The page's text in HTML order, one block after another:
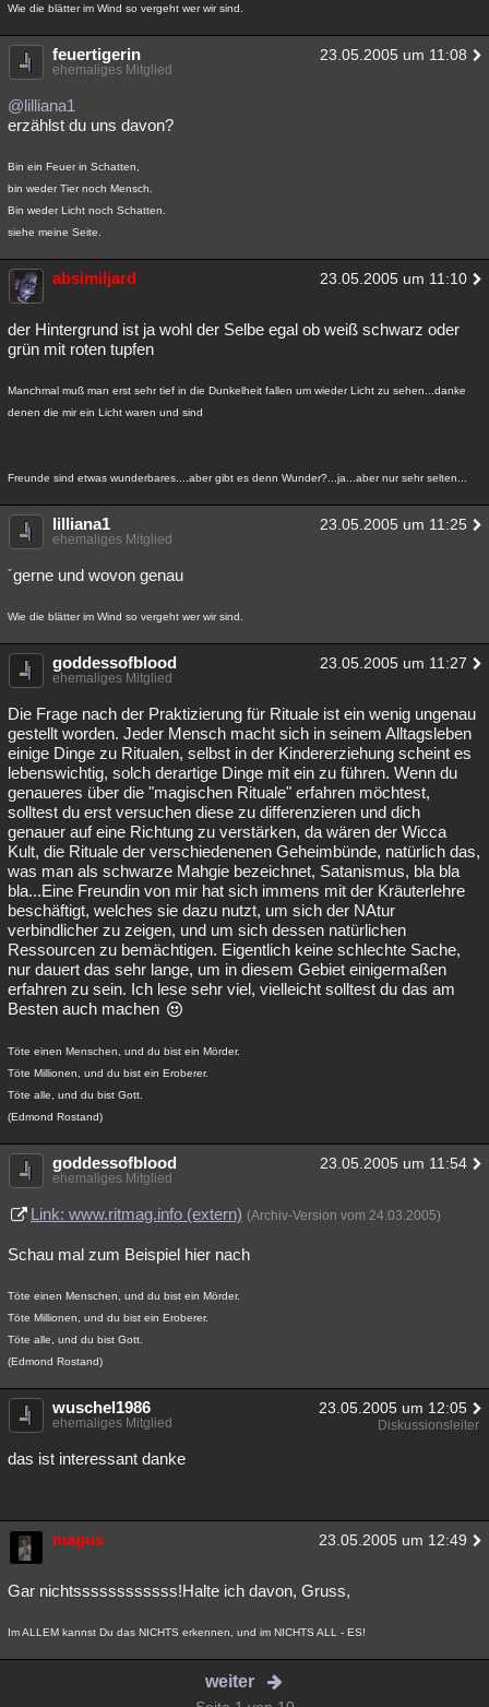
Wie die blätter im Wind so vergeht wer wir sind.
feuertigerin 23.05.2005 um 11:08
ehemaliges Mitglied
@lilliana1
erzählst du uns davon?
Bin ein Feuer in Schatten,
bin weder Tier noch Mensch.
Bin weder Licht noch Schatten.
siehe meine Seite.
absimiljard 23.05.2005 um 11:10
der Hintergrund ist ja wohl der Selbe egal ob weiß schwarz oder
grün mit roten tupfen
Manchmal muß man erst sehr tief in die Dunkelheit fallen um wieder Licht zu sehen...danke
denen die mir ein Licht waren und sind
Freunde sind etwas wunderbares....aber gibt es denn Wunder?...ja...aber nur sehr selten...
lilliana1 23.05.2005 um 11:25
ehemaliges Mitglied
´gerne und wovon genau
Wie die blätter im Wind so vergeht wer wir sind.
goddessofblood 23.05.2005 um 11:27
ehemaliges Mitglied
Die Frage nach der Praktizierung für Rituale ist ein wenig ungenau
gestellt worden. Jeder Mensch macht sich in seinem Alltagsleben
einige Dinge zu Ritualen, selbst in der Kindererziehung scheint es
lebenswichtig, solch derartige Dinge mit ein zu führen. Wenn du
genaueres über die "magischen Rituale" erfahren möchtest,
solltest du erst versuchen diese zu differenzieren und dich
genauer auf eine Richtung zu verstärken, da wären der Wicca
Kult, die Rituale der verschiedenenen Geheimbünde, natürlich das,
was man als schwarze Mahgie bezeichnet, Satanismus, bla bla
bla...Eine Freundin von mir hat sich immens mit der Kräuterlehre
beschäftigt, welches sie dazu nutzt, um sich der NAtur
verbindlicher zu zeigen, und um sich dessen natürlichen
Ressourcen zu bemächtigen. Eigentlich keine schlechte Sache,
nur dauert das sehr lange, um in diesem Gebiet einigermaßen
erfahren zu sein. Ich lese sehr viel, vielleicht solltest du das am
Besten auch machen
Töte einen Menschen, und du bist ein Mörder.
Töte Millionen, und du bist ein Eroberer.
Töte alle, und du bist Gott.
(Edmond Rostand)
goddessofblood 23.05.2005 um 11:54
ehemaliges Mitglied
Link: www.ritmag.info (extern) (Archiv-Version vom 24.03.2005)
Schau mal zum Beispiel hier nach
Töte einen Menschen, und du bist ein Mörder.
Töte Millionen, und du bist ein Eroberer.
Töte alle, und du bist Gott.
(Edmond Rostand)
wuschel1986 23.05.2005 um 12:05
ehemaliges Mitglied Diskussionsleiter
das ist interessant danke
magus 23.05.2005 um 12:49
Gar nichtssssssssssss!Halte ich davon, Gruss,
Im ALLEM kannst Du das NICHTS erkennen, und im NICHTS ALL - ES!
weiter